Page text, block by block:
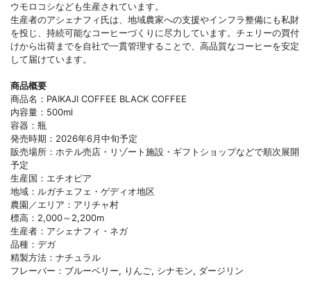
ウモロコシなども生産されています。
生産者のアシェナフィ氏は、地域農家への支援やインフラ整備にも私財
を投じ、持続可能なコーヒーづくりに尽力しています。チェリーの買付
けから出荷までを自社で一貫管理することで、高品質なコーヒーを安定
して届けています。
商品概要
商品名：PAIKAJI COFFEE BLACK COFFEE
内容量：500ml
容器：瓶
発売時期：2026年6月中旬予定
販売場所：ホテル売店・リゾート施設・ギフトショップなどで順次展開
予定
生産国：エチオピア
地域：ルガチェフェ・ゲディオ地区
農園／エリア：アリチャ村
標高：2,000～2,200m
生産者：アシェナフィ・ネガ
品種：デガ
精製方法：ナチュラル
フレーバー：ブルーベリー, りんご, シナモン, ダージリン